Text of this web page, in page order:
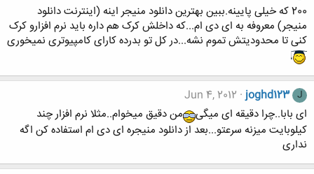
200 که خیلی پایینه.ببین بهترین دانلود منیجر اینه (اینترنت دانلود
منیجر) معروفه به ای دی ام...که داخلش کرک هم داره باید نرم افزارو کرک
کنی تا محدودیتش تموم نشه...در کل تو بدرده کارای کامپیوتری نمیخوری
J
joghd123
Jun 4, 2012
ای بابا..چرا دقیقه ای میگی
من دقیق میخوام..مثلا نرم افزار چند
کیلوبایت میزنه سرعتو...بعد از دانلود منیجره ای دی ام استفاده کن اگه
نداری